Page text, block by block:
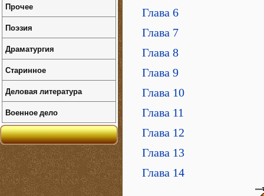
Глава 6
Глава 7
Глава 8
Глава 9
Глава 10
Глава 11
Глава 12
Глава 13
Глава 14
Прочее
Поэзия
Драматургия
Старинное
Деловая литература
Военное дело